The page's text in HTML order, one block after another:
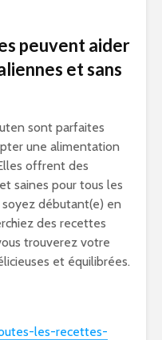
peuvent aider
et sans
sont parfaites
une alimentation
offrent des
saines pour tous les
débutant(e) en
des recettes
trouverez votre
et équilibrées.
les-recettes-